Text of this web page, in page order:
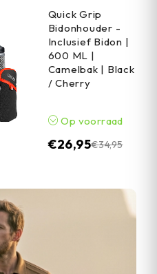
Quick Grip
Bidonhouder -
Inclusief Bidon |
600 ML |
Camelbak | Black
/ Cherry
Op voorraad
€34,95
€26,95